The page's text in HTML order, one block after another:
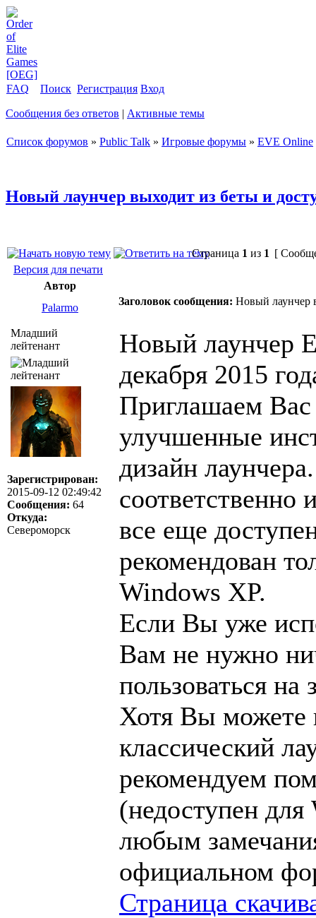
FAQ Поиск Регистрация Вход
Сообщения без ответов | Активные темы
Список форумов » Public Talk » Игровые форумы » EVE Online
Новый лаунчер выходит из беты и
Страница 1 из 1 [
Версия для печати
Автор
Palarmo
Заголовок сообщения: Новый лаунчер
Младший
лейтенант
Зарегистрирован:
2015-09-12 02:49:42
Сообщения: 64
Откуда:
Североморск
Новый лаунчер
декабря 2015
Приглашаем Вас
улучшенные
дизайн
соответственно
все еще
рекомендован
Windows XP.
Если Вы уже
Вам не нужно
пользоваться на
Хотя Вы можете
классический
рекомендуем
(недоступен
любым
официальном
Страница